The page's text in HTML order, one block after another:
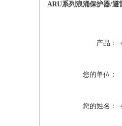
ARU系列浪涌保护器/避
产品：
您的单位：
您的姓名：